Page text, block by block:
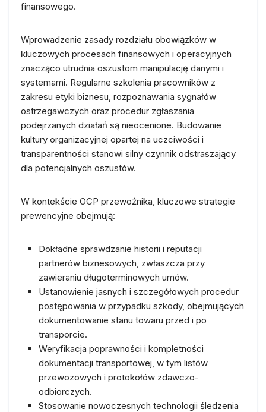
finansowego.
Wprowadzenie zasady rozdziału obowiązków w
kluczowych procesach finansowych i operacyjnych
znacząco utrudnia oszustom manipulację danymi i
systemami. Regularne szkolenia pracowników z
zakresu etyki biznesu, rozpoznawania sygnałów
ostrzegawczych oraz procedur zgłaszania
podejrzanych działań są nieocenione. Budowanie
kultury organizacyjnej opartej na uczciwości i
transparentności stanowi silny czynnik odstraszający
dla potencjalnych oszustów.
W kontekście OCP przewoźnika, kluczowe strategie
prewencyjne obejmują:
Dokładne sprawdzanie historii i reputacji
partnerów biznesowych, zwłaszcza przy
zawieraniu długoterminowych umów.
Ustanowienie jasnych i szczegółowych procedur
postępowania w przypadku szkody, obejmujących
dokumentowanie stanu towaru przed i po
transporcie.
Weryfikacja poprawności i kompletności
dokumentacji transportowej, w tym listów
przewozowych i protokołów zdawczo-
odbiorczych.
Stosowanie nowoczesnych technologii śledzenia